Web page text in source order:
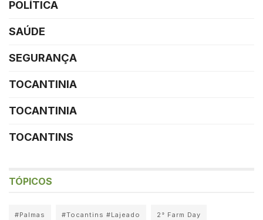
POLÍTICA
SAÚDE
SEGURANÇA
TOCANTINIA
TOCANTINIA
TOCANTINS
TÓPICOS
#Palmas #Tocantins #Lajeado 2° Farm Day